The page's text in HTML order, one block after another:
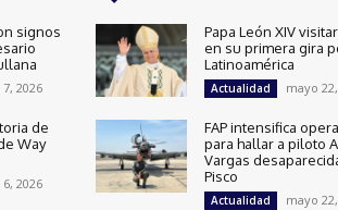
signos
2026
de
Way
2026
Papa León XIV
en su primera gira
Latinoamérica
Actualidad mayo
FAP intensifica
para hallar a piloto
Vargas
Pisco
Actualidad mayo